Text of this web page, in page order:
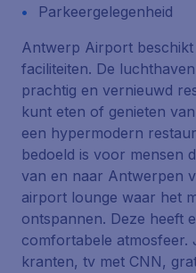
Parkeergelegenheid
Antwerp Airport
faciliteiten. De
prachtig en vernieuwd
kunt eten of genieten
een hypermodern
bedoeld is voor mensen
van en naar Antwerpen
airport lounge waar het
ontspannen. Deze heeft
comfortabele atmosfeer.
kranten, tv met CNN,